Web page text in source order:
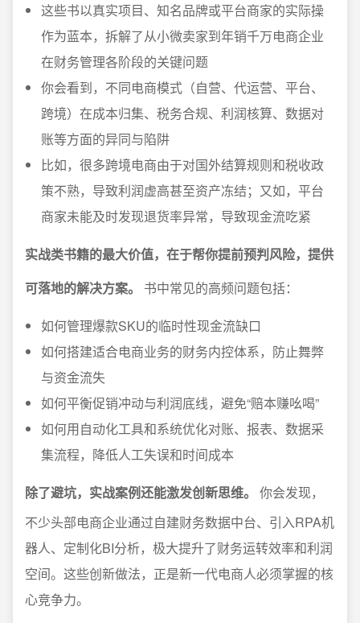
这些书以真实项目、知名品牌或平台商家的实际操
作为蓝本，拆解了从小微卖家到年销千万电商企业
在财务管理各阶段的关键问题
你会看到，不同电商模式（自营、代运营、平台、
跨境）在成本归集、税务合规、利润核算、数据对
账等方面的异同与陷阱
比如，很多跨境电商由于对国外结算规则和税收政
策不熟，导致利润虚高甚至资产冻结；又如，平台
商家未能及时发现退货率异常，导致现金流吃紧
实战类书籍的最大价值，在于帮你提前预判风险，提供
可落地的解决方案。
书中常见的高频问题包括：
如何管理爆款SKU的临时性现金流缺口
如何搭建适合电商业务的财务内控体系，防止舞弊
与资金流失
如何平衡促销冲动与利润底线，避免“赔本赚吆喝”
如何用自动化工具和系统优化对账、报表、数据采
集流程，降低人工失误和时间成本
除了避坑，实战案例还能激发创新思维。
你会发现，
不少头部电商企业通过自建财务数据中台、引入RPA机
器人、定制化BI分析，极大提升了财务运转效率和利润
空间。这些创新做法，正是新一代电商人必须掌握的核
心竞争力。